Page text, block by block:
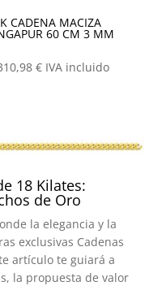
CADENA MACIZA
60 CM 3 MM
€ IVA incluido
18 Kilates:
de Oro
la elegancia y la
exclusivas Cadenas
artículo te guiará a
la propuesta de valor